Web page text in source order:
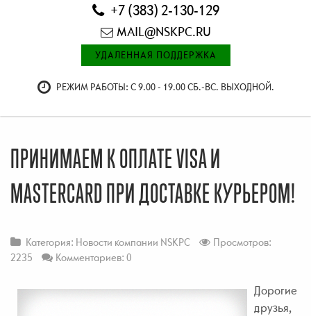
+7 (383) 2-130-129
MAIL@NSKPC.RU
УДАЛЕННАЯ ПОДДЕРЖКА
РЕЖИМ РАБОТЫ: С 9.00 - 19.00 СБ.-ВС. ВЫХОДНОЙ.
ПРИНИМАЕМ К ОПЛАТЕ VISA И
MASTERCARD ПРИ ДОСТАВКЕ КУРЬЕРОМ!
Категория: Новости компании NSKPC
Просмотров:
2235
Комментариев: 0
Дорогие
друзья,